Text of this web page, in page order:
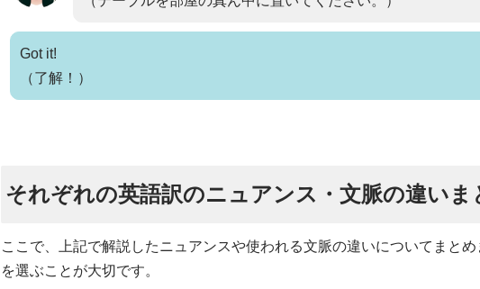
Got it!
（了解！）
それぞれの英語訳のニュアンス・文脈の違いま
ここで、上記で解説したニュアンスや使われる文脈の違いについてまと
を選ぶことが大切です。